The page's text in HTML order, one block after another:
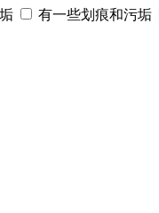
有一些划痕和污垢